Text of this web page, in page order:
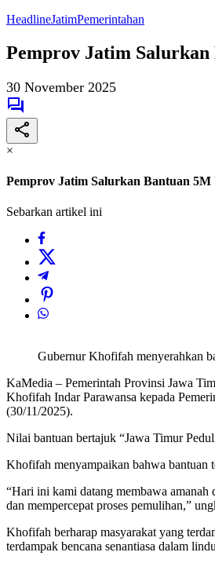
HeadlineJatimPemerintahan
Pemprov Jatim
30 November 2025
×
Pemprov Jatim Salurkan Bantuan
Sebarkan artikel ini
Gubernur Khofifah menyerahkan
KaMedia – Pemerintah Provinsi Jawa
Khofifah Indar Parawansa kepada
(30/11/2025).
Nilai bantuan bertajuk “Jawa Timur
Khofifah menyampaikan bahwa bantuan
“Hari ini kami datang membawa amanah
dan mempercepat proses pemulihan,”
Khofifah berharap masyarakat yang
terdampak bencana senantiasa dalam